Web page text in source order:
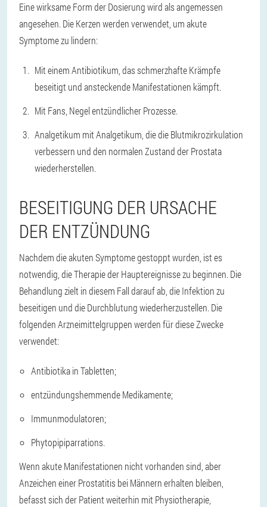
Eine wirksame Form der Dosierung wird als angemessen
angesehen. Die Kerzen werden verwendet, um akute
Symptome zu lindern:
Mit einem Antibiotikum, das schmerzhafte Krämpfe
beseitigt und ansteckende Manifestationen kämpft.
Mit Fans, Negel entzündlicher Prozesse.
Analgetikum mit Analgetikum, die die Blutmikrozirkulation
verbessern und den normalen Zustand der Prostata
wiederherstellen.
BESEITIGUNG DER URSACHE
DER ENTZÜNDUNG
Nachdem die akuten Symptome gestoppt wurden, ist es
notwendig, die Therapie der Hauptereignisse zu beginnen. Die
Behandlung zielt in diesem Fall darauf ab, die Infektion zu
beseitigen und die Durchblutung wiederherzustellen. Die
folgenden Arzneimittelgruppen werden für diese Zwecke
verwendet:
Antibiotika in Tabletten;
entzündungshemmende Medikamente;
Immunmodulatoren;
Phytopipiparrations.
Wenn akute Manifestationen nicht vorhanden sind, aber
Anzeichen einer Prostatitis bei Männern erhalten bleiben,
befasst sich der Patient weiterhin mit Physiotherapie,